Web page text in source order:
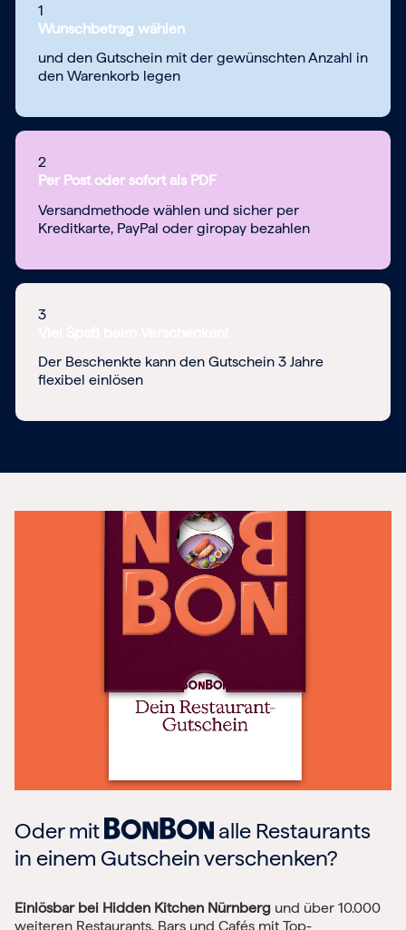
1
Wunschbetrag wählen
und den Gutschein mit der gewünschten Anzahl in
den Warenkorb legen
2
Per Post oder sofort als PDF
Versandmethode wählen und sicher per
Kreditkarte, PayPal oder giropay bezahlen
3
Der Beschenkte kann den Gutschein 3 Jahre
flexibel einlösen
Oder mit
alle Restaurants
in einem Gutschein verschenken?
Einlösbar bei Hidden Kitchen Nürnberg und über 10.000
weiteren Restaurants, Bars und Cafés mit Top-